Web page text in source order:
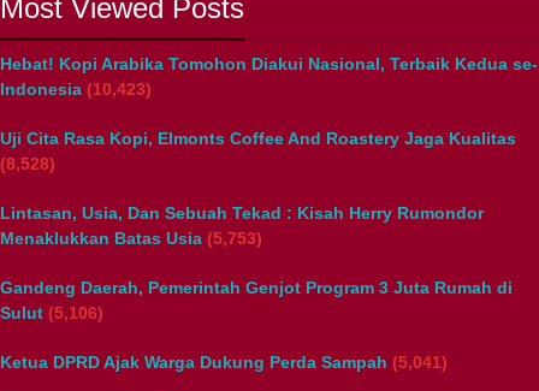
Most Viewed Posts
Hebat! Kopi Arabika Tomohon Diakui Nasional, Terbaik Kedua se-
Indonesia (10,423)
Uji Cita Rasa Kopi, Elmonts Coffee And Roastery Jaga Kualitas
(8,528)
Lintasan, Usia, Dan Sebuah Tekad : Kisah Herry Rumondor
Menaklukkan Batas Usia (5,753)
Gandeng Daerah, Pemerintah Genjot Program 3 Juta Rumah di
Sulut (5,106)
Ketua DPRD Ajak Warga Dukung Perda Sampah (5,041)